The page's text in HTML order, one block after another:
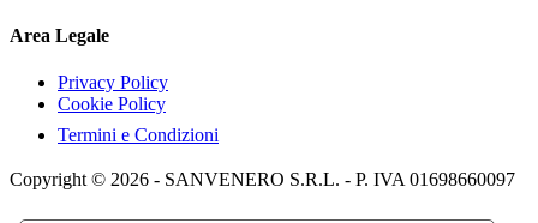
Area Legale
Privacy Policy
Cookie Policy
Termini e Condizioni
Copyright © 2026 - SANVENERO S.R.L. - P. IVA 01698660097